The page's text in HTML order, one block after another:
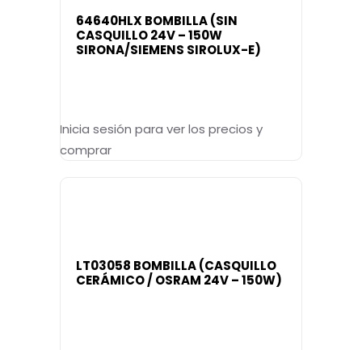
64640HLX BOMBILLA (SIN
CASQUILLO 24V – 150W
SIRONA/SIEMENS SIROLUX-E)
Inicia sesión para ver los precios y
comprar
LT03058 BOMBILLA (CASQUILLO
CERÁMICO / OSRAM 24V – 150W)